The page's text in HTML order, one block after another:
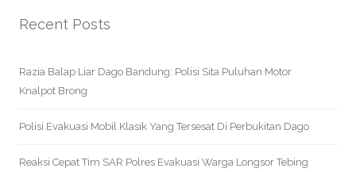
Recent Posts
Razia Balap Liar Dago Bandung: Polisi Sita Puluhan Motor
Knalpot Brong
Polisi Evakuasi Mobil Klasik Yang Tersesat Di Perbukitan Dago
Reaksi Cepat Tim SAR Polres Evakuasi Warga Longsor Tebing